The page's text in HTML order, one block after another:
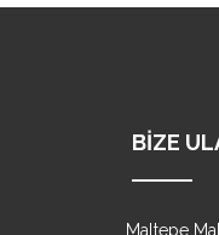
BIZE
Maltepe